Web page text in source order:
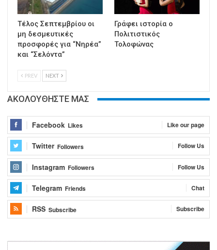
Τέλος Σεπτεμβρίου οι
μη δεσμευτικές
προσφορές για “Νηρέα”
και “Σελόντα”
Γράφει ιστορία ο
Πολιτιστικός
Τολοφώνας
PREV NEXT
ΑΚΟΛΟΥΘΗΣΤΕ ΜΑΣ
Facebook Likes Like our page
Twitter Followers Follow Us
Instagram Followers Follow Us
Telegram Friends Chat
RSS Subscribe Subscribe